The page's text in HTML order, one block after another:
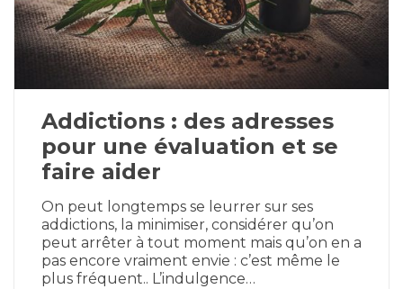
Addictions : des adresses
pour une évaluation et se
faire aider
On peut longtemps se leurrer sur ses
addictions, la minimiser, considérer qu’on
peut arrêter à tout moment mais qu’on en a
pas encore vraiment envie : c’est même le
plus fréquent.. L’indulgence…